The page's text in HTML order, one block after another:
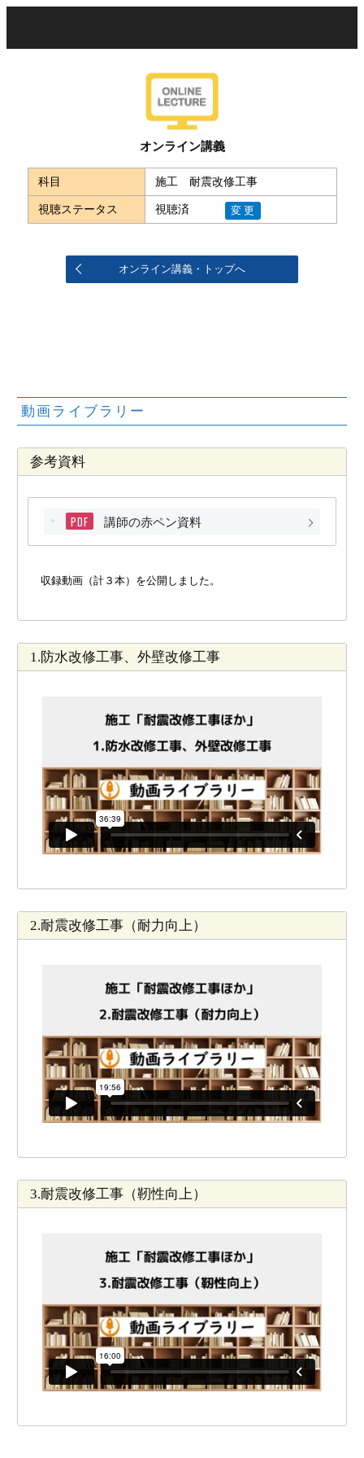
オンライン講義
科目 施工 耐震改修工事
視聴ステータス 視聴済 変更
オンライン講義・トップへ
動画ライブラリー
参考資料
PDF 講師の赤ペン資料
収録動画（計３本）を公開しました。
1.防水改修工事、外壁改修工事
2.耐震改修工事（耐力向上）
3.耐震改修工事（靭性向上）